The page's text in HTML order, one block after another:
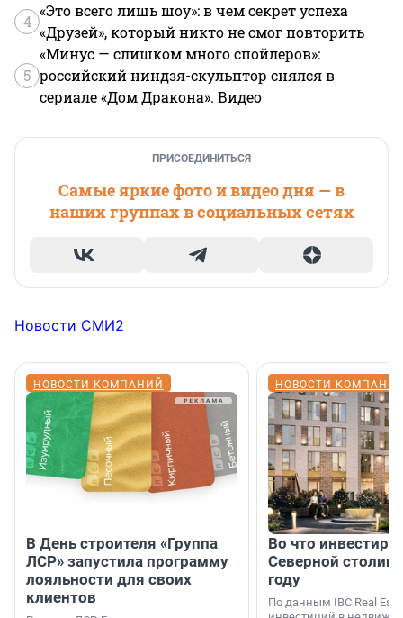
4
«Это всего лишь шоу»: в чем секрет успеха
«Друзей», который никто не смог повторить
5
«Минус — слишком много спойлеров»:
российский ниндзя-скульптор снялся в
сериале «Дом Дракона». Видео
ПРИСОЕДИНИТЬСЯ
Самые яркие фото и видео дня — в
наших группах в социальных сетях
Новости СМИ2
НОВОСТИ КОМПАНИЙ
В День строителя «Группа
ЛСР» запустила программу
лояльности для своих
клиентов
НОВОСТИ
Во что
Северной
году
По данным IBC Real